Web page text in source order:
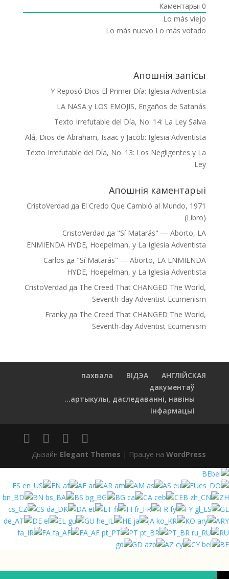
0
Lo más viejo
Lo más nuevo Lo más votado
Апошнія запісы
Y Reposó Dios El Primer Día: Iglesia Adventista
LA NASA y LOS EMOJIS, Engaños de Satanás
Texto Irrefutable del Día, No. 14: La Ley Salva
Alá, Dios de Abraham, Isaac y Jacob: Iglesia Adventista
Texto Irrefutable del Día, No. 13: Los Negligentes y La
Ley
Апошнія каментарыі
CristoVerdad да El Credo Que Cambió al Mundo, 1971
(Libro)
CristoVerdad да "Sí Matarás" — Aborto, LA
ENMIENDA HYDE, Hoepelman, y La Iglesia Adventista
Carlos да "Sí Matarás" — Aborto, LA ENMIENDA
HYDE, Hoepelman, y La Iglesia Adventista
CristoVerdad да The Creed That CHANGED The World,
Seventh-day Adventist Ecumenism
Franky да The Creed That CHANGED The World,
Seventh-day Adventist Ecumenism
АНГЛІЙСКАЯ
ВІДЭА
пахвала
дакументаў
артыкулы, даследаванні, навіны...
інфармацыі
Дызайн Elegant Themes | Працуе наWordPress
BE
ES
EN AF AR AM AS
EU
BN
BS BG CA CEB
ZH
CS
DA ET FI FR FY
GL
DE
EL GU HE JA KO
ARY
FA
FA_AF PT PT_BR
RU
GD
AZ CY BE